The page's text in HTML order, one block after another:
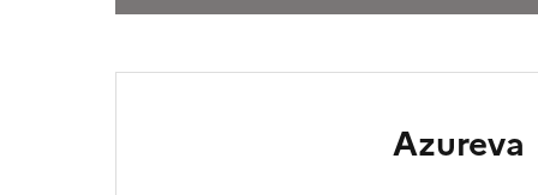
Azureva